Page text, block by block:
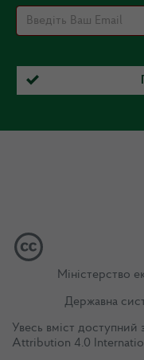
Міністерство
Державна
Увесь вміст доступний
Attribution 4.0